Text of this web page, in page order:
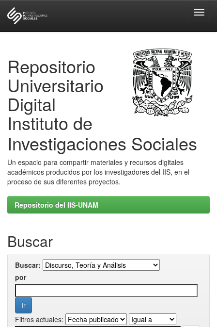
Repositorio
Universitario
Digital
Instituto de
Investigaciones Sociales
Un espacio para compartir materiales y recursos digitales
académicos producidos por los investigadores del IIS, en el
proceso de sus diferentes proyectos.
Repositorio del IIS-UNAM
Buscar
Buscar:
por
Filtros actuales: